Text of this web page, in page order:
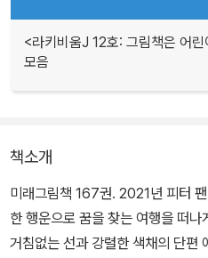
<라키비움J 12호: 그림책은 어
모음
책소개
미래그림책 167권. 2021년 피터
한 행운으로 꿈을 찾는 여행을 떠
거침없는 선과 강렬한 색채의 단편